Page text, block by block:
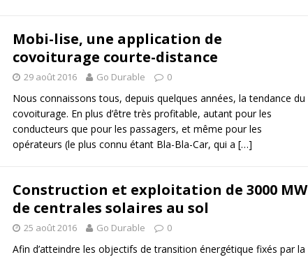
Mobi-lise, une application de
covoiturage courte-distance
29 août 2016 Go Durable 0
Nous connaissons tous, depuis quelques années, la tendance du
covoiturage. En plus d’être très profitable, autant pour les
conducteurs que pour les passagers, et même pour les
opérateurs (le plus connu étant Bla-Bla-Car, qui a […]
Construction et exploitation de 3000 MW
de centrales solaires au sol
25 août 2016 Go Durable 0
Afin d’atteindre les objectifs de transition énergétique fixés par la